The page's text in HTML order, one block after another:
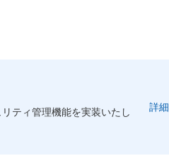
グイン可能
登録可能
ティ管理機能を実装いたし
詳細